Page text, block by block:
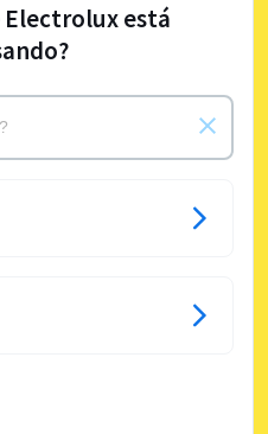
Electrolux está